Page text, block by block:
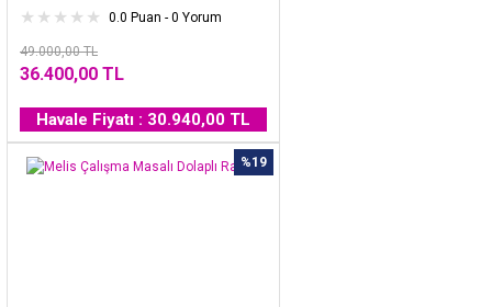
0.0 Puan - 0 Yorum
49.000,00 TL
36.400,00 TL
Havale Fiyatı : 30.940,00 TL
%19